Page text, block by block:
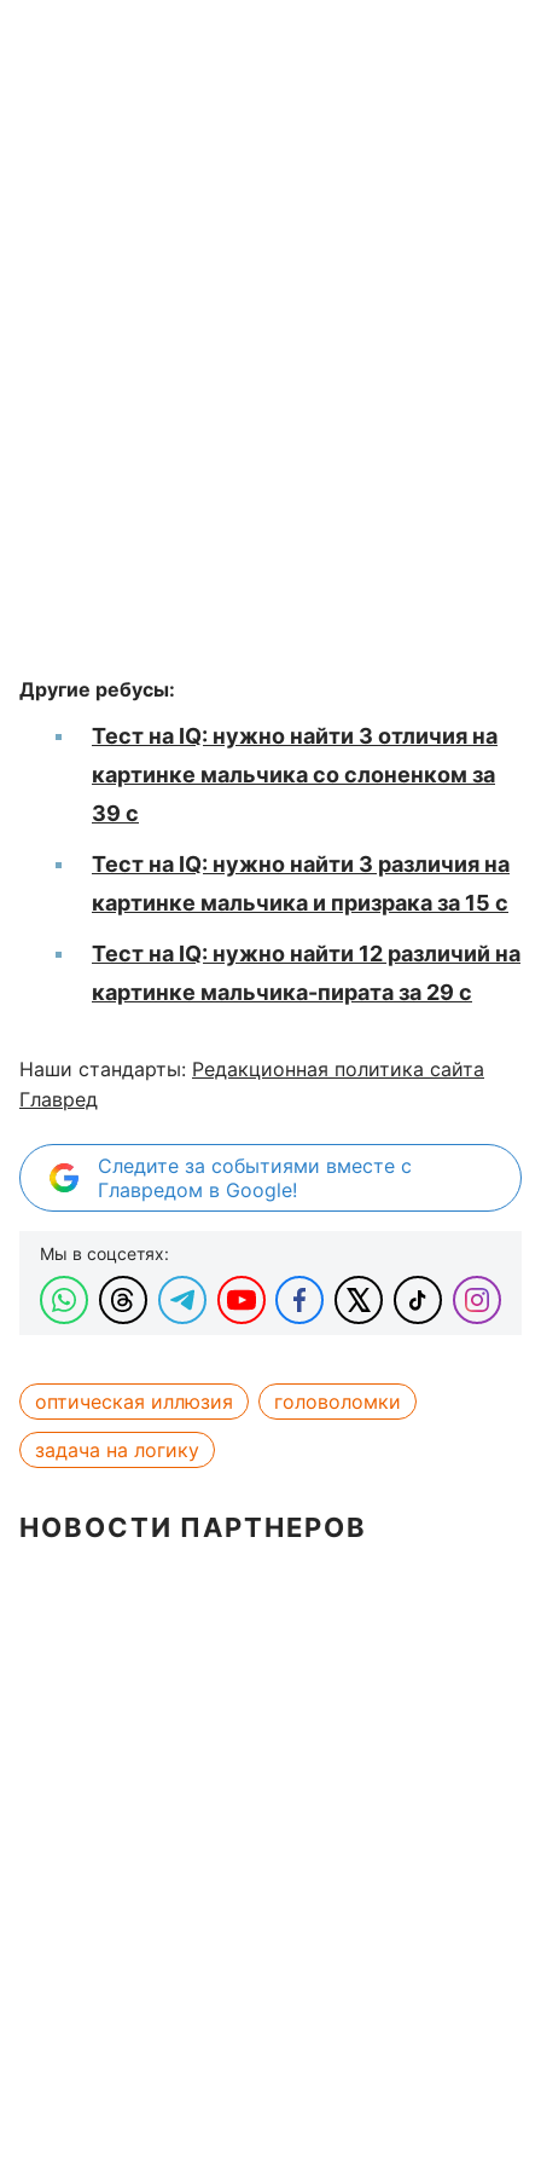
Другие ребусы:
Тест на IQ: нужно найти 3 отличия на
картинке мальчика со слоненком за
39 с
Тест на IQ: нужно найти 3 различия на
картинке мальчика и призрака за 15 с
Тест на IQ: нужно найти 12 различий на
картинке мальчика-пирата за 29 с
Наши стандарты: Редакционная политика сайта
Главред
Следите за событиями вместе с
Главредом в Google!
Мы в соцсетях:
оптическая иллюзия
головоломки
задача на логику
НОВОСТИ ПАРТНЕРОВ